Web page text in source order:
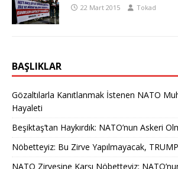
22 Mart 2015 Tokad
BAŞLIKLAR
Gözaltılarla Kanıtlanmak İstenen NATO
Hayaleti
Beşiktaş’tan Haykırdık: NATO’nun Askeri
Nöbetteyiz: Bu Zirve Yapılmayacak,
NATO Zirvesine Karşı Nöbetteyiz: